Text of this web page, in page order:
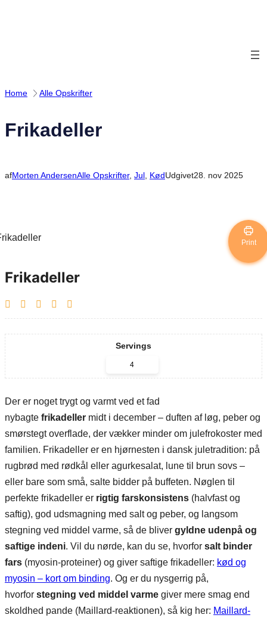
Home Alle Opskrifter
Frikadeller
afMorten AndersenAlle Opskrifter, Jul KødUdgivet28. nov 2025
Print
Frikadeller
Servings
Der er noget trygt og varmt ved et fad
nybagte frikadeller midt i december – duften af løg, peber og
smørstegt overflade, der vækker minder om julefrokoster med
familien. Frikadeller er en hjørnesten i dansk juletradition: på
rugbrød med rødkål eller agurkesalat, lune til brun sovs –
eller bare som små, salte bidder på buffeten. Nøglen til
perfekte frikadeller er rigtig farskonsistens (halvfast og
saftig), god udsmagning med salt og peber, og langsom
stegning ved middel varme, så de bliver gyldne udenpå og
saftige indeni. Vil du nørde, kan du se, hvorfor salt binder
fars (myosin-proteiner) og giver saftige frikadeller: kød og
myosin – kort om binding. Og er du nysgerrig på,
hvorfor stegning ved middel varme giver mere smag end
skoldhed pande (Maillard-reaktionen), så kig her: Maillard-